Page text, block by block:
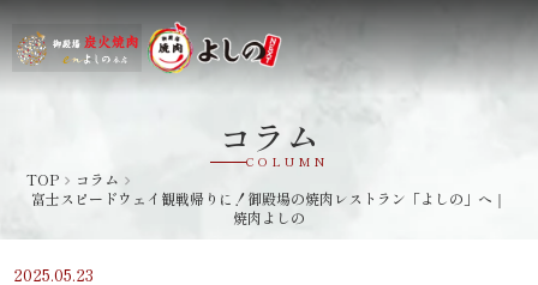
コラム
COLUMN
TOP navigate_next コラム navigate_next
富士スピードウェイ観戦帰りに！御殿場の焼肉レストラン「よしの」へ｜
焼肉よしの
2025.05.23